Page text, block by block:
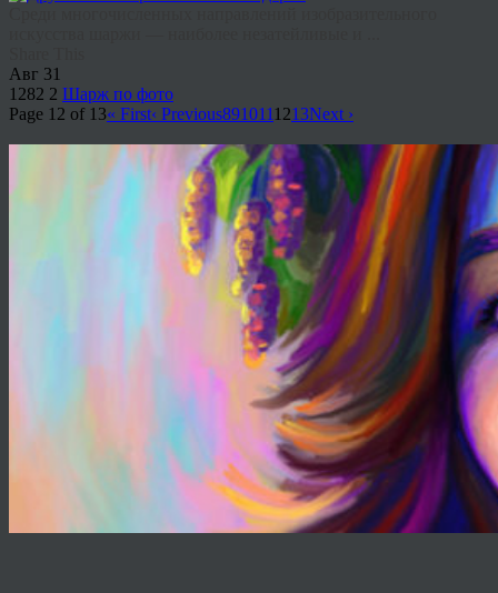
Авг 31
1282 2 Шарж по фото
Page 12 of 13« First‹ Previous891011 1213Next ›